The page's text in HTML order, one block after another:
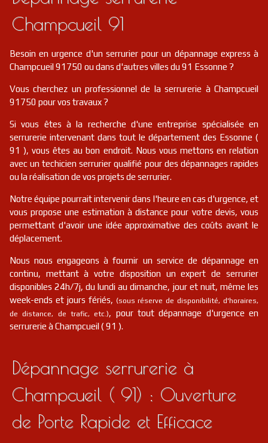
Boissy-sous-saint-yon 91790
serrurier 91 La ferté-alais FR 91590
serrurier 91 Les ulis FR 91940
91320
serrurier
Champcueil 91
Besoin en urgence d'un serrurier pour un dépannage express à
Champcueil 91750 ou dans d'autres villes du 91 Essonne ?
Vous cherchez un professionnel de la serrurerie à Champcueil
91750 pour vos travaux ?
Si vous êtes à la recherche d'une entreprise spécialisée en
serrurerie intervenant dans tout le département des Essonne (
91 ), vous êtes au bon endroit. Nous vous mettons en relation
avec un techicien serrurier qualifié pour des dépannages rapides
ou la réalisation de vos projets de serrurier.
Notre équipe pourrait intervenir dans l'heure en cas d'urgence, et
vous propose une estimation à distance pour votre devis, vous
permettant d'avoir une idée approximative des coûts avant le
déplacement.
Nous nous engageons à fournir un service de dépannage en
continu, mettant à votre disposition un expert de serrurier
disponibles 24h/7j, du lundi au dimanche, jour et nuit, même les
week-ends et jours fériés, (sous réserve de disponibilité, d'horaires,
de distance, de trafic, etc.), pour tout dépannage d'urgence en
serrurerie à Champcueil ( 91 ).
Dépannage serrurerie à
Champcueil ( 91) : Ouverture
de Porte Rapide et Efficace